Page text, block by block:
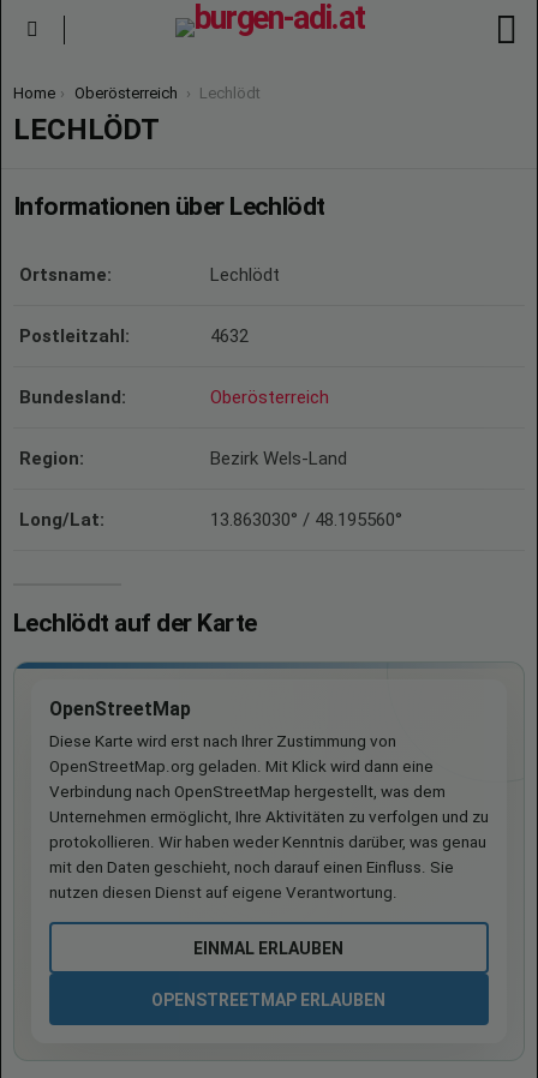
You are here:
Home Oberösterreich Lechlödt
LECHLÖDT
Informationen über Lechlödt
Ortsname: Lechlödt
Postleitzahl: 4632
Bundesland: Oberösterreich
Region: Bezirk Wels-Land
Long/Lat: 13.863030° / 48.195560°
Lechlödt auf der Karte
OpenStreetMap
Diese Karte wird erst nach Ihrer Zustimmung von
OpenStreetMap.org geladen. Mit Klick wird dann eine
Verbindung nach OpenStreetMap hergestellt, was dem
Unternehmen ermöglicht, Ihre Aktivitäten zu verfolgen und zu
protokollieren. Wir haben weder Kenntnis darüber, was genau
mit den Daten geschieht, noch darauf einen Einfluss. Sie
nutzen diesen Dienst auf eigene Verantwortung.
EINMAL ERLAUBEN
OPENSTREETMAP ERLAUBEN